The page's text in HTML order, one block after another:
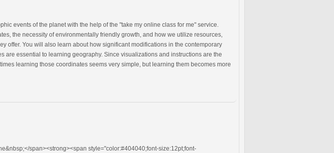
events of the planet with the help of the "take my online class for me" service.
the necessity of environmentally friendly growth, and how we utilize resources,
offer. You will also learn about how significant modifications in the contemporary
essential to learning geography. Since visualizations and instructions are the
learning those coordinates seems very simple, but learning them becomes more
span><strong><span style="color:#404040;font-size:12pt;font-